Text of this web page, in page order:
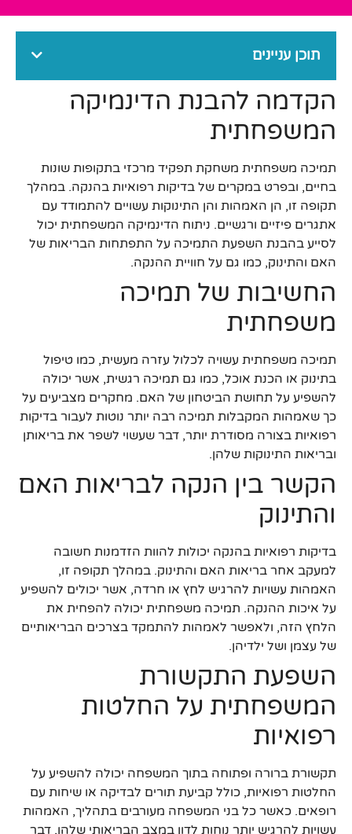
תוכן עניינים
הקדמה להבנת הדינמיקה
המשפחתית
תמיכה משפחתית משחקת תפקיד מרכזי בתקופות שונות
בחיים, ובפרט במקרים של בדיקות רפואיות בהנקה. במהלך
תקופה זו, הן האמהות והן התינוקות עשויים להתמודד עם
אתגרים פיזיים ורגשיים. ניתוח הדינמיקה המשפחתית יכול
לסייע בהבנת השפעת התמיכה על התפתחות הבריאות של
האם והתינוק, כמו גם על חוויית ההנקה.
החשיבות של תמיכה
משפחתית
תמיכה משפחתית עשויה לכלול עזרה מעשית, כמו טיפול
בתינוק או הכנת אוכל, כמו גם תמיכה רגשית, אשר יכולה
להשפיע על תחושת הביטחון של האם. מחקרים מצביעים על
כך שאמהות המקבלות תמיכה רבה יותר נוטות לעבור בדיקות
רפואיות בצורה מסודרת יותר, דבר שעשוי לשפר את בריאותן
ובריאות התינוקות שלהן.
הקשר בין הנקה לבריאות האם
והתינוק
בדיקות רפואיות בהנקה יכולות להוות הזדמנות חשובה
למעקב אחר בריאות האם והתינוק. במהלך תקופה זו,
האמהות עשויות להרגיש לחץ או חרדה, אשר יכולים להשפיע
על איכות ההנקה. תמיכה משפחתית יכולה להפחית את
הלחץ הזה, ולאפשר לאמהות להתמקד בצרכים הבריאותיים
של עצמן ושל ילדיהן.
השפעת התקשורת
המשפחתית על החלטות
רפואיות
תקשורת ברורה ופתוחה בתוך המשפחה יכולה להשפיע על
החלטות רפואיות, כולל קביעת תורים לבדיקה או שיחות עם
רופאים. כאשר כל בני המשפחה מעורבים בתהליך, האמהות
עשויות להרגיש יותר נוחות לדון במצב הבריאותי שלהן, דבר